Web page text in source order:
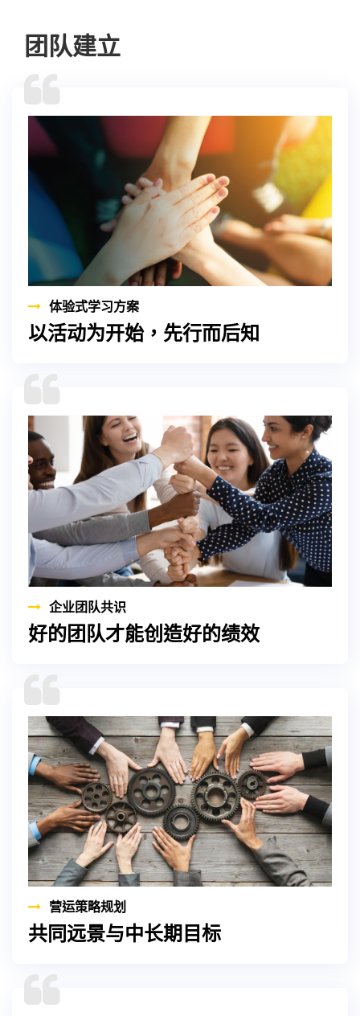
团队建立
体验式学习方案
以活动为开始，先行而后知
企业团队共识
好的团队才能创造好的绩效
营运策略规划
共同远景与中长期目标